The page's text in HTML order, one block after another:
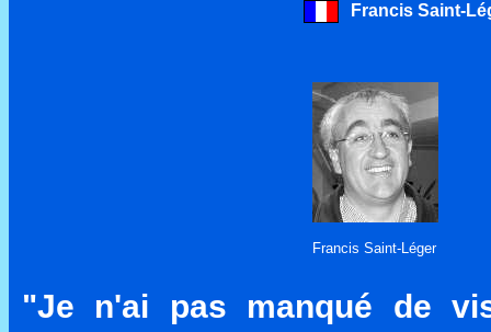
Francis Saint-
Francis Saint-Léger
"Je n'ai pas manqué de